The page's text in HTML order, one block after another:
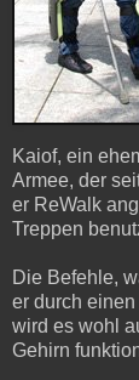
Kaiof, ein
Armee, der
er ReWalk
Treppen
Die Befehle,
er durch
wird es wohl
Gehirn